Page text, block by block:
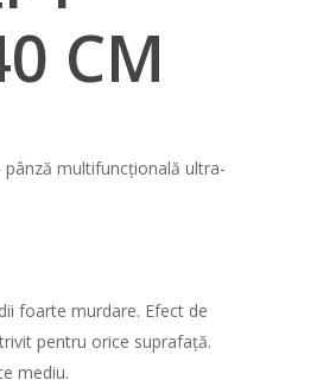
CM
pânză multifuncțională ultra-
foarte murdare. Efect de
pentru orice suprafață.
mediu.